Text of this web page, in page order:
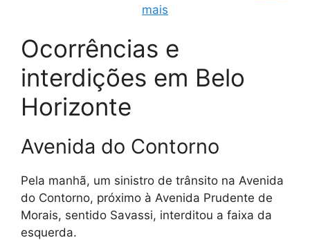
mais
Ocorrências e
interdições em Belo
Horizonte
Avenida do Contorno
Pela manhã, um sinistro de trânsito na Avenida
do Contorno, próximo à Avenida Prudente de
Morais, sentido Savassi, interditou a faixa da
esquerda.